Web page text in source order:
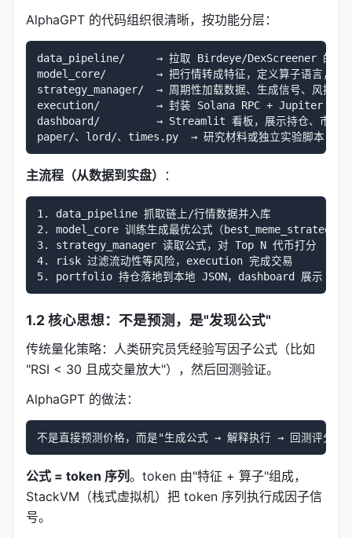
AlphaGPT 的代码组织很清晰，按功能分层：
data_pipeline/     → 拉取 Birdeye/DexScreener 的代币
model_core/        → 把行情转成特征，定义算子语言，
strategy_manager/  → 周期性加载数据、生成信号、风控、
execution/         → 封装 Solana RPC + Jupiter 聚合
dashboard/         → Streamlit 看板，展示持仓、市场快
主流程（从数据到实盘） ：
1. data_pipeline 抓取链上/行情数据并入库
2. model_core 训练生成最优公式（
3. strategy_manager 读取公式，对 Top N 代币打分
4. risk 过滤流动性等风险，execution 完成交易
1.2 核心思想：不是预测，是"发现公式"
传统量化策略：人类研究员凭经验写因子公式（比如
"RSI < 30 且成交量放大"），然后回测验证。
AlphaGPT 的做法：
公式 = token 序列。token 由"特征 + 算子"组成，
StackVM（栈式虚拟机）把 token 序列执行成因子信
号。